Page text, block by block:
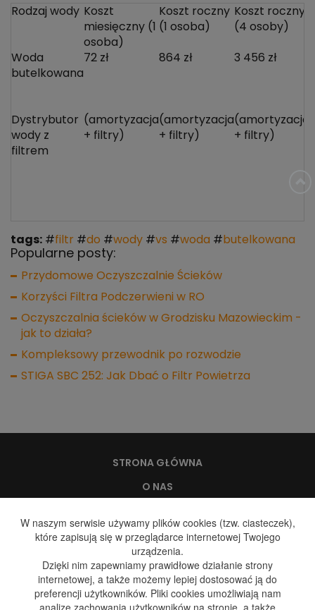
Rodzaj wody Koszt
miesięczny (1
osoba)
Koszt roczny
(1 osoba)
Koszt roczny
(4 osoby)
Woda
butelkowana
72 zł 864 zł 3 456 zł
Dystrybutor
wody z
filtrem
(amortyzacja
+ filtry)
(amortyzacja
+ filtry)
(amortyzacja
+ filtry)
tags: #filtr #do #wody #vs #woda # butelkowana
Popularne posty:
Przydomowe Oczyszczalnie Ścieków
Korzyści Filtra Podczerwieni w RO
Oczyszczalnia ścieków w Grodzisku Mazowieckim -
jak to działa?
Kompleksowy przewodnik po rozwodzie
STIGA SBC 252: Jak Dbać o Filtr Powietrza
STRONA GŁÓWNA
O NAS
DYSTRYBUCJA WODY
DYSTRYBUCJA GAZU
GALERIA
BLOG
W naszym serwisie używamy plików cookies (tzw. ciasteczek),
które zapisują się w przeglądarce internetowej Twojego
urządzenia.
Dzięki nim zapewniamy prawidłowe działanie strony
internetowej, a także możemy lepiej dostosować ją do
preferencji użytkowników. Pliki cookies umożliwiają nam
analizę zachowania użytkowników na stronie, a także